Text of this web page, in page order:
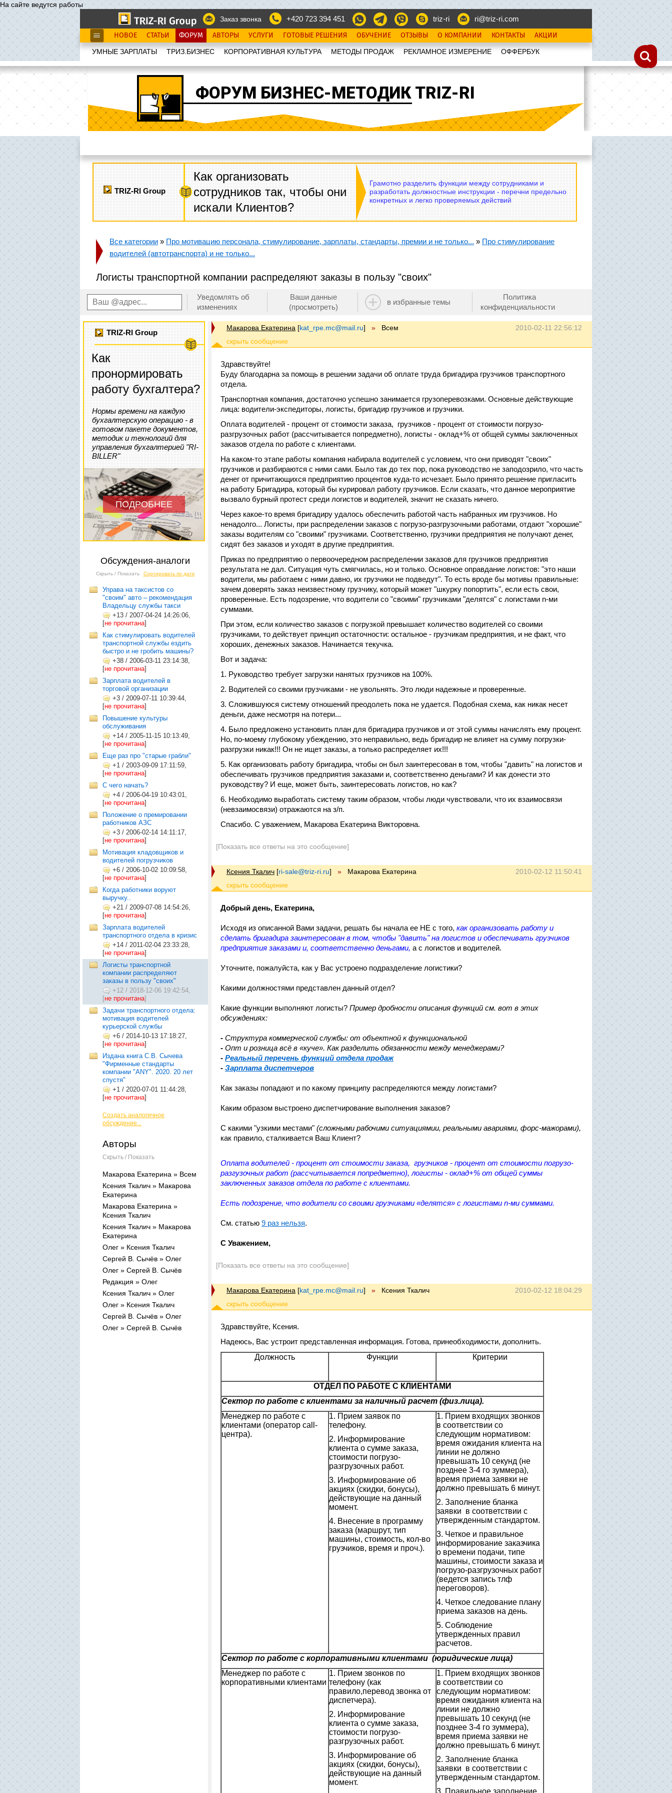
На сайте ведутся работы
Заказ звонка
+420 723 394 451 triz-ri ri@triz-ri.com
НОВОЕ СТАТЬИ ФОРУМ АВТОРЫ УСЛУГИ ГОТОВЫЕ РЕШЕНИЯ ОБУЧЕНИЕ ОТЗЫВЫ О КОМПАНИИ КОНТАКТЫ АКЦИИ
УМНЫЕ ЗАРПЛАТЫ ТРИЗ.БИЗНЕС КОРПОРАТИВНАЯ КУЛЬТУРА МЕТОДЫ ПРОДАЖ РЕКЛАМНОЕ ИЗМЕРЕНИЕ OФФЕРБУК
ФОРУМ БИЗНЕС-МЕТОДИК TRIZ-RI
TRIZ-RI Group
Как организовать
сотрудников так, чтобы они
искали Клиентов?
Грамотно разделить функции между сотрудниками и
разработать должностные инструкции - перечни предельно
конкретных и легко проверяемых действий
Все категории » Про мотивацию персонала, стимулирование, зарплаты, стандарты, премии и не только... » Про стимулирование
водителей (автотранспорта) и не только...
Логисты транспортной компании распределяют заказы в пользу "своих"
Уведомлять об
изменениях
Ваши данные
(просмотреть)
в избранные темы
Политика
конфиденциальности
TRIZ-RI Group
Как
пронормировать
работу бухгалтера?
Нормы времени на каждую
бухгалтерскую операцию - в
готовом пакете документов,
методик и технологий для
управления бухгалтерией "RI-
BILLER"
ПОДРОБНЕЕ
Обсуждения-аналоги
Скрыть / Показать Сортировать по дате
Управа на таксистов со
"своим" авто – рекомендация
Владельцу службы такси
+13 / 2007-04-24 14:26:06,
[не прочитана]
Как стимулировать водителей
транспортной службы ездить
быстро и не гробить машины?
+38 / 2006-03-11 23:14:38,
[не прочитана]
Зарплата водителей в
торговой организации
+3 / 2009-07-11 10:39:44,
[не прочитана]
Повышение культуры
обслуживания
+14 / 2005-11-15 10:13:49,
[не прочитана]
Еще раз про "старые грабли"
+1 / 2003-09-09 17:11:59,
[не прочитана]
С чего начать?
+4 / 2006-04-19 10:43:01,
[не прочитана]
Положение о премировании
работников АЗС
+3 / 2006-02-14 14:11:17,
[не прочитана]
Мотивация кладовщиков и
водителей погрузчиков
+6 / 2006-10-02 10:09:58,
[не прочитана]
Когда работники воруют
выручку..
+21 / 2009-07-08 14:54:26,
[не прочитана]
Зарплата водителей
транспортного отдела в кризис
+14 / 2011-02-04 23:33:28,
[не прочитана]
Логисты транспортной
компании распределяют
заказы в пользу "своих"
+12 / 2018-12-06 19:42:54,
[не прочитана]
Задачи транспортного отдела:
мотивация водителей
курьерской службы
+6 / 2014-10-13 17:18:27,
[не прочитана]
Издана книга С.В. Сычева
"Фирменные стандарты
компании "ANY". 2020. 20 лет
спустя"
+1 / 2020-07-01 11:44:28,
[не прочитана]
Создать аналогичное
обсуждение...
Авторы
Скрыть / Показать
Макарова Екатерина » Всем
Ксения Ткалич » Макарова
Екатерина
Макарова Екатерина »
Ксения Ткалич
Ксения Ткалич » Макарова
Екатерина
Олег » Ксения Ткалич
Сергей В. Сычёв » Олег
Олег » Сергей В. Сычёв
Редакция » Олег
Ксения Ткалич » Олег
Олег » Ксения Ткалич
Сергей В. Сычёв » Олег
Олег » Сергей В. Сычёв
2010-02-11 22:56:12
Макарова Екатерина [kat_rpe.mc@mail.ru] » Всем
Здравствуйте!
Буду благодарна за помощь в решении задачи об оплате труда бригадира грузчиков транспортного
отдела.
Транспортная компания, достаточно успешно занимается грузоперевозками. Основные действующие
лица: водители-экспедиторы, логисты, бригадир грузчиков и грузчики.
Оплата водителей - процент от стоимости заказа, грузчиков - процент от стоимости погрузо-
разгрузочных работ (рассчитывается попредметно), логисты - оклад+% от общей суммы заключенных
заказов отдела по работе с клиентами.
На каком-то этапе работы компания набирала водителей с условием, что они приводят "своих"
грузчиков и разбираются с ними сами. Было так до тех пор, пока руководство не заподозрило, что часть
денег от причитающихся предприятию процентов куда-то исчезает. Было принято решение пригласить
на работу Бригадира, который бы курировал работу грузчиков. Если сказать, что данное мероприятие
вызвало бурный протест среди логистов и водителей, значит не сказать ничего.
Через какое-то время бригадиру удалось обеспечить работой часть набранных им грузчиков. Но
ненадолго... Логисты, при распределении заказов с погрузо-разгрузочными работами, отдают "хорошие"
заказы водителям со "своими" грузчиками. Соответственно, грузчики предприятия не получают денег,
сидят без заказов и уходят в другие предприятия.
Приказ по предприятию о первоочередном распределении заказов для грузчиков предприятия
результата не дал. Ситуация чуть смягчилась, но и только. Основное оправдание логистов: "это наши
водители, мы работаем с ними давно, их грузчики не подведут". То есть вроде бы мотивы правильные:
зачем доверять заказ неизвестному грузчику, который может "шкурку попортить", если есть свои,
проверенные. Есть подозрение, что водители со "своими" грузчиками "делятся" с логистами n-ми
суммами.
При этом, если количество заказов с погрузкой превышает количество водителей со своими
грузчиками, то действует принцип остаточности: остальное - грузчикам предприятия, и не факт, что
хороших, денежных заказов. Начинается текучка.
Вот и задача:
Руководство требует загрузки нанятых грузчиков на 100%.
Водителей со своими грузчиками - не увольнять. Это люди надежные и проверенные.
Сложившуюся систему отношений преодолеть пока не удается. Подобная схема, как никак несет
деньги, даже несмотря на потери...
Было предложено установить план для бригадира грузчиков и от этой суммы начислять ему процент.
Но, по-моему глубокому убеждению, это неправильно, ведь бригадир не влияет на сумму погрузки-
разгрузки никак!!! Он не ищет заказы, а только распределяет их!!!
Как организовать работу бригадира, чтобы он был заинтересован в том, чтобы "давить" на логистов и
обеспечивать грузчиков предприятия заказами и, соответственно деньгами? И как донести это
руководству? И еще, может быть, заинтересовать логистов, но как?
Необходимо выработать систему таким образом, чтобы люди чувствовали, что их взаимосвязи
(невзаимосвязи) отражаются на з/п.
Спасибо. С уважением, Макарова Екатерина Викторовна.
[Показать все ответы на это сообщение]
2010-02-12 11:50:41
Ксения Ткалич [ri-sale@triz-ri.ru] » Макарова Екатерина
Добрый день, Екатерина,
Исходя из описанной Вами задачи, решать бы начала ее НЕ с того, как организовать работу и
сделать бригадира заинтересован в том, чтобы "давить" на логистов и обеспечивать грузчиков
предприятия заказами и, соответственно деньгами, а с логистов и водителей.
Уточните, пожалуйста, как у Вас устроено подразделение логистики?
Какими должностями представлен данный отдел?
Какие функции выполняют логисты? Пример дробности описания функций см. вот в этих
обсуждениях:
- Структура коммерческой службы: от объектной к функциональной
- Опт и розница всё в «куче». Как разделить обязанности между менеджерами?
- Реальный перечень функций отдела продаж
- Зарплата диспетчеров
Как заказы попадают и по какому принципу распределяются между логистами?
Каким образом выстроено диспетчирование выполнения заказов?
С какими "узкими местами" (сложными рабочими ситуациямии, реальными авариями, форс-мажорами),
как правило, сталкивается Ваш Клиент?
Оплата водителей - процент от стоимости заказа, грузчиков - процент от стоимости погрузо-
разгузочных работ (рассчитывается попредметно), логисты - оклад+% от общей суммы
заключенных заказов отдела по работе с клиентами.
Есть подозрение, что водители со своими грузчиками «делятся» с логистами n-ми суммами.
См. статью 9 раз нельзя.
С Уважением,
[Показать все ответы на это сообщение]
2010-02-12 18:04:29
Макарова Екатерина [kat_rpe.mc@mail.ru] » Ксения Ткалич
Здравствуйте, Ксения.
Надеюсь, Вас устроит представленная информация. Готова, принеобходимости, дополнить.
Должность
Функции Критерии
ОТДЕЛ ПО РАБОТЕ С КЛИЕНТАМИ
Сектор по работе с клиентами за наличный расчет (физ.лица).
Менеджер по работе с
клиентами (оператор call-
центра).
1. Прием заявок по
телефону.
2. Информирование
клиента о сумме заказа,
стоимости погрузо-
разгрузочных работ.
3. Информирование об
акциях (скидки, бонусы),
действующие на данный
момент.
4. Внесение в программу
заказа (маршрут, тип
машины, стоимость, кол-во
грузчиков, время и проч.).
1. Прием входящих звонков
в соответствии со
следующим нормативом:
время ожидания клиента на
линии не должно
превышать 10 секунд (не
позднее 3-4 го зуммера),
время приема заявки не
должно превышать 6 минут.
2. Заполнение бланка
заявки в соответствии с
утвержденным стандартом.
3. Четкое и правильное
информирование заказчика
о времени подачи, типе
машины, стоимости заказа и
погрузо-разгрузочных работ
(ведется запись тлф
переговоров).
4. Четкое следование плану
приема заказов на день.
5. Соблюдение
утвержденных правил
расчетов.
Сектор по работе с корпоративными клиентами (юридические лица)
Менеджер по работе с
корпоративными клиентами
1. Прием звонков по
телефону (как
правило,перевод звонка от
диспетчера).
2. Информирование
клиента о сумме заказа,
стоимости погрузо-
разгрузочных работ.
3. Информирование об
акциях (скидки, бонусы),
действующие на данный
момент.
1. Прием входящих звонков
в соответствии со
следующим нормативом:
время ожидания клиента на
линии не должно
превышать 10 секунд (не
позднее 3-4 го зуммера),
время приема заявки не
должно превышать 6 минут.
2. Заполнение бланка
заявки в соответствии с
утвержденным стандартом.
3. Правильное заполнение